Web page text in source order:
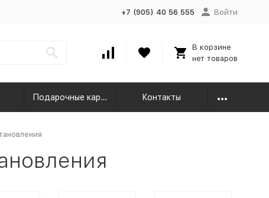
+7 (905) 40 56 555 Войти
В корзине
нет товаров
Подарочные карты Контакты